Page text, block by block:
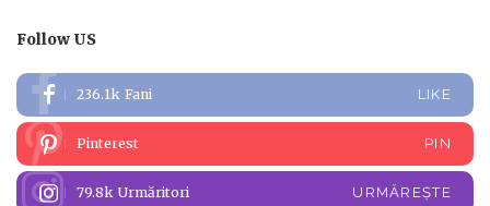
Follow US
236.1k Fani LIKE
Pinterest PIN
79.8k Urmăritori URMĂREȘTE